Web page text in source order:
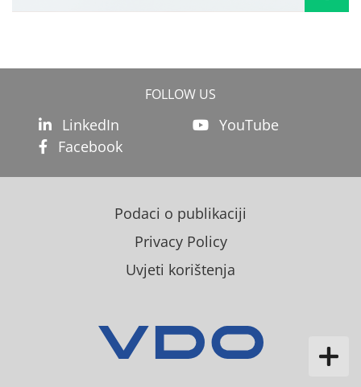
FOLLOW US
LinkedIn
YouTube
Facebook
Podaci o publikaciji
Privacy Policy
Uvjeti korištenja